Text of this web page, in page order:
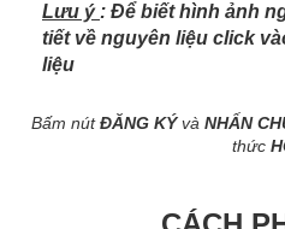
Lưu ý : Để biết hình ảnh
tiết về nguyên liệu click
liệu
Bấm nútĐĂNG KÝvà NHẤN
thức